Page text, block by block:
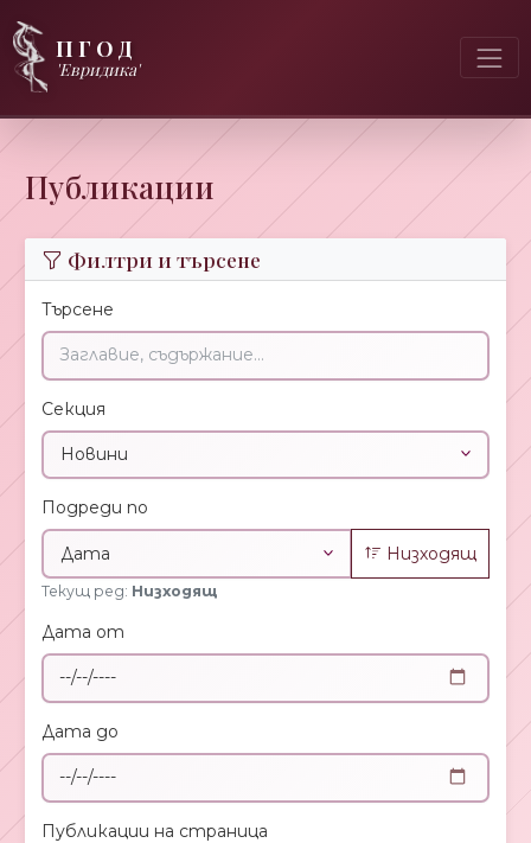
ПГОД
'Евридика'
Публикации
Филтри и търсене
Търсене
Секция
Подреди по
Низходящ
Текущ ред: Низходящ
Дата от
Дата до
Публикации на страница